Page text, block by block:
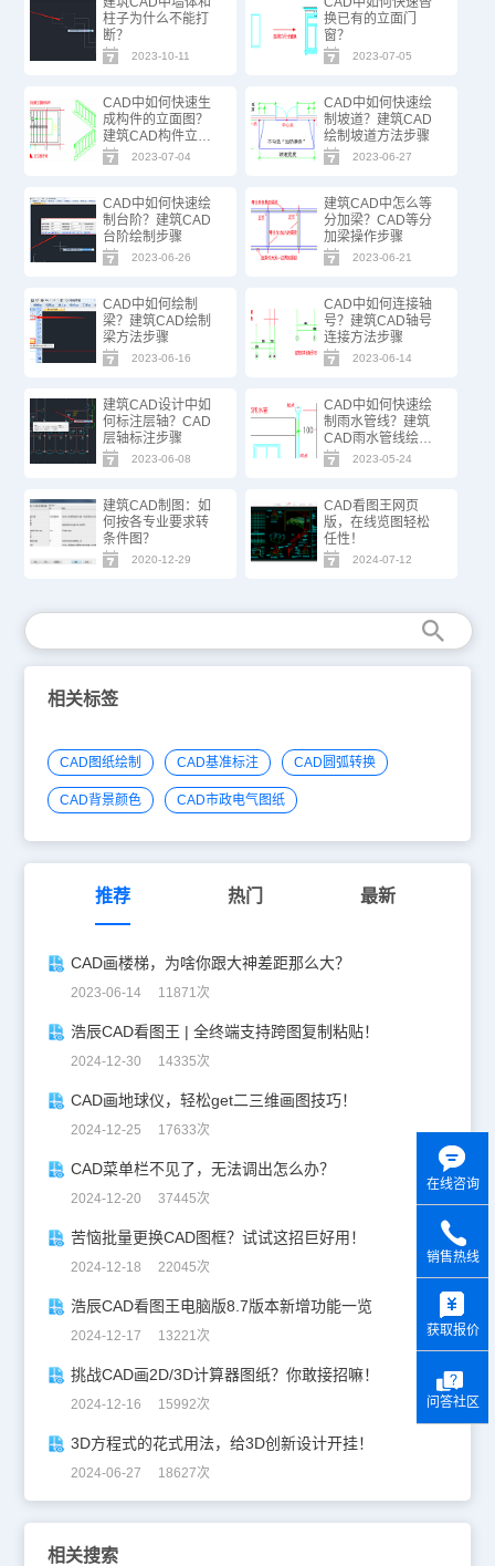
柱子为什么不能打
断？
2023-10-11
换已有的立面门
窗？
2023-07-05
CAD中如何快速生
成构件的立面图？
建筑CAD构件立面
绘制步骤2023-07-04
CAD中如何快速绘
制坡道？建筑CAD
绘制坡道方法步骤
2023-06-27
CAD中如何快速绘
制台阶？建筑CAD
台阶绘制步骤
2023-06-26
建筑CAD中怎么等
分加梁？CAD等分
加梁操作步骤
2023-06-21
CAD中如何绘制
梁？建筑CAD绘制
梁方法步骤
2023-06-16
CAD中如何连接轴
号？建筑CAD轴号
连接方法步骤
2023-06-14
建筑CAD设计中如
何标注层轴？CAD
层轴标注步骤
2023-06-08
CAD中如何快速绘
制雨水管线？建筑
CAD雨水管线绘制
技巧
2023-05-24
建筑CAD制图：如
何按各专业要求转
条件图？
2020-12-29
CAD看图王网页
版，在线览图轻松
任性！
2024-07-12
相关标签
CAD图纸绘制 CAD基准标注 CAD圆弧转换
CAD背景颜色 CAD市政电气图纸
推荐 热门 最新
CAD画楼梯，为啥你跟大神差距那么大？
2023-06-14 11871次
浩辰CAD看图王 | 全终端支持跨图复制粘贴！
2024-12-30 14335次
CAD画地球仪，轻松get二三维画图技巧！
2024-12-25 17633次
CAD菜单栏不见了，无法调出怎么办？
2024-12-20 37445次
苦恼批量更换CAD图框？试试这招巨好用！
2024-12-18 22045次
浩辰CAD看图王电脑版8.7版本新增功能一览
2024-12-17 13221次
挑战CAD画2D/3D计算器图纸？你敢接招嘛！
2024-12-16 15992次
3D方程式的花式用法，给3D创新设计开挂！
2024-06-27 18627次
相关搜索
在线咨询
销售热线
获取报价
问答社区